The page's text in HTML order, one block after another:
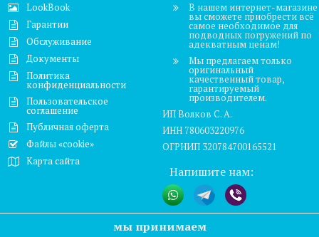
LookBook
Гарантии
Обслуживание
Документы
Политика
конфиденциальности
Пользовательское
соглашение
Публичная оферта
Файлы «cookie»
Карта сайта
В нашем интернет-магазине
вы сможете приобрести всё
самое необходимое для
подводных погружений по
адекватным ценам!
Мы предлагаем только
оригинальный
качественный товар,
гарантируемый
производителем.
ИП Волков С. А.
ИНН 780603220976
ОГРНИП 320784700165521
Напишите нам:
мы принимаем